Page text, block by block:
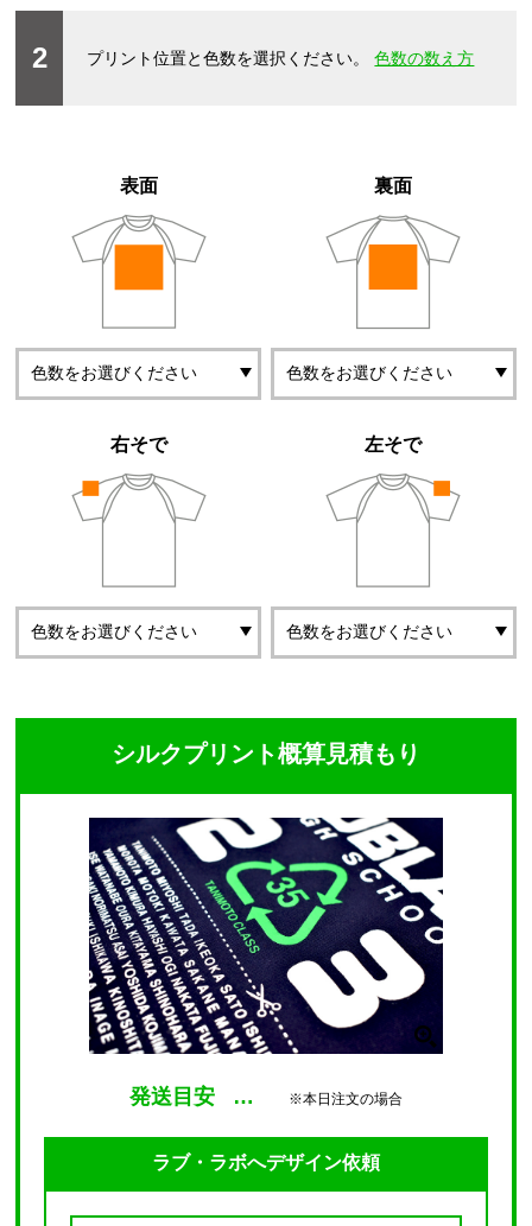
2 プリント位置と色数を選択ください。色数の数え方
表面 裏面
右そで 左そで
シルクプリント概算見積もり
発送目安 … ※本日注文の場合
ラブ・ラボへデザイン依頼